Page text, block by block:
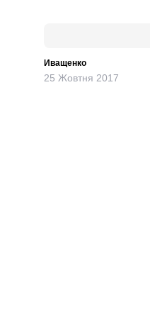
Иващенко
25 Жовтня 2017